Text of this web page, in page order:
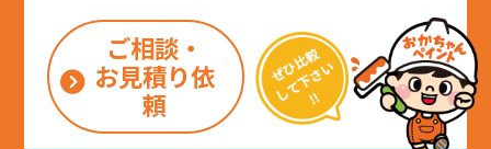
ご相談・
お見積り依
頼